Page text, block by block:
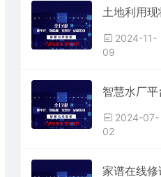
2024-11-
09
智慧水厂平
2024-07-
02
家谱在线